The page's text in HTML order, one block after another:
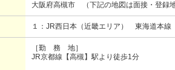
大阪府高槻市 （下記の地図は面接・登録
１：JR西日本（近畿エリア） 東海道本線
［勤 務 地］
JR京都線【高槻】駅より徒歩1分